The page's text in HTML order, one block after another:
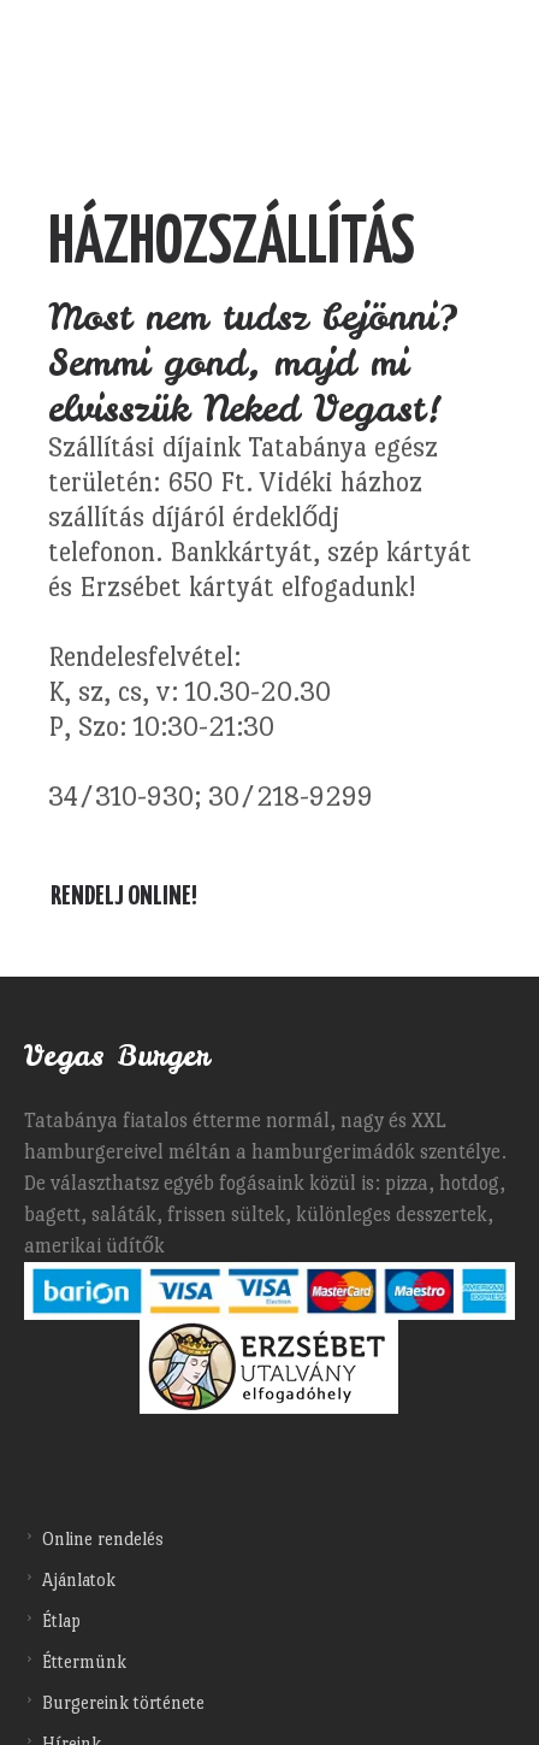
HÁZHOZSZÁLLÍTÁS
Most nem tudsz bejönni?
Semmi gond, majd mi
elvisszük Neked Vegast!
Szállítási díjaink Tatabánya egész
területén: 650 Ft. Vidéki házhoz
szállítás díjáról érdeklődj
telefonon. Bankkártyát, szép kártyát
és Erzsébet kártyát elfogadunk!
Rendelesfelvétel:
K, sz, cs, v: 10.30-20.30
P, Szo: 10:30-21:30
34/310-930; 30/218-9299
RENDELJ ONLINE!
Vegas Burger
Tatabánya fiatalos étterme normál, nagy és XXL
hamburgereivel méltán a hamburgerimádók szentélye.
De választhatsz egyéb fogásaink közül is: pizza, hotdog,
bagett, saláták, frissen sültek, különleges desszertek,
amerikai üdítők
Online rendelés
Ajánlatok
Étlap
Éttermünk
Burgereink története